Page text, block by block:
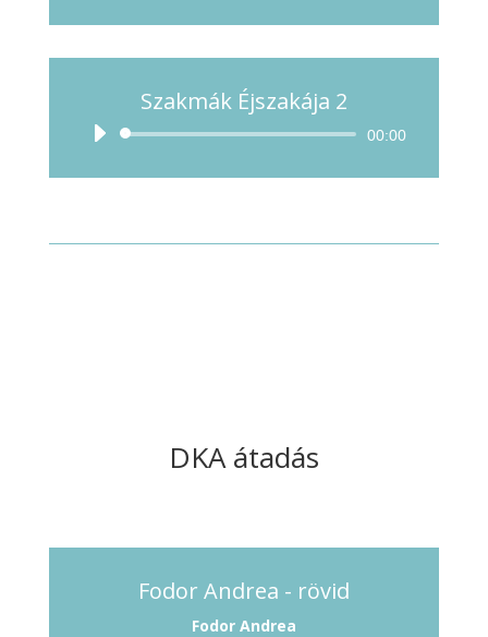
Szakmák Éjszakája 2
Audió
00:00
DKA átadás
Fodor Andrea - rövid
Fodor Andrea